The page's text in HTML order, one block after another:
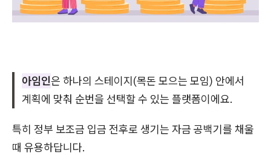
아임인은 하나의 스테이지(목돈 모으는 모임) 안에서
계획에 맞춰 순번을 선택할 수 있는 플랫폼이에요.
특히 정부 보조금 입금 전후로 생기는 자금 공백기를 채울
때 유용하답니다.